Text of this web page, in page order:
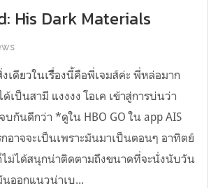
His Dark Materials
เดียวในเรืื่องนี้คือพี่เจมส์ค่ะ พี่หล่อมาก
เป็นสามี แงงงง โอเค เข้าสู่การบ่นว่า
บกันดีกว่า *ดูใน HBO GO ใน app AIS
อาจจะเป็นเพราะมันมาเป็นตอนๆ อาทิตย์
ม่ได้สนุกน่าติดตามถึงขนาดที่จะนั่งนับวัน
ออกแนวน่าเบ...